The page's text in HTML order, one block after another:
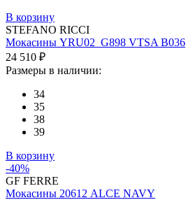
В корзину
STEFANO RICCI
Мокасины YRU02_G898 VTSA B036
24 510 ₽
Размеры в наличии:
34
35
38
39
В корзину
-40%
GF FERRE
Мокасины 20612 ALCE NAVY